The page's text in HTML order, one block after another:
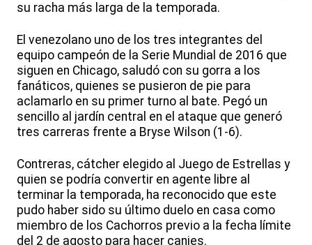
su racha más larga de la temporada.
El venezolano uno de los tres integrantes del
equipo campeón de la Serie Mundial de 2016 que
siguen en Chicago, saludó con su gorra a los
fanáticos, quienes se pusieron de pie para
aclamarlo en su primer turno al bate. Pegó un
sencillo al jardín central en el ataque que generó
tres carreras frente a Bryse Wilson (1-6).
Contreras, cátcher elegido al Juego de Estrellas y
quien se podría convertir en agente libre al
terminar la temporada, ha reconocido que este
pudo haber sido su último duelo en casa como
miembro de los Cachorros previo a la fecha límite
del 2 de agosto para hacer canjes.